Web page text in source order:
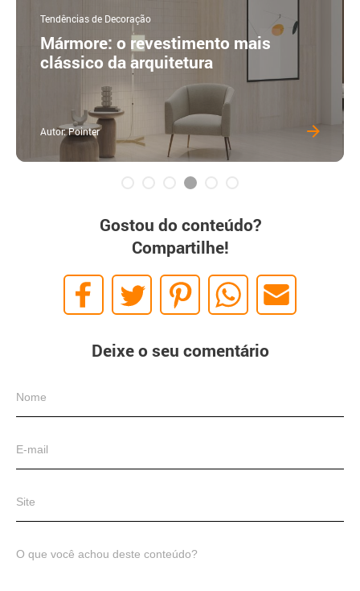
Tendências de Decoração
Mármore: o revestimento mais
clássico da arquitetura
Autor: Pointer
Gostou do conteúdo?
Compartilhe!
Deixe o seu comentário